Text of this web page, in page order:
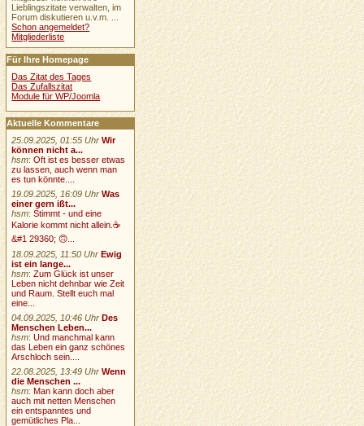
Lieblingszitate verwalten, im
Forum diskutieren u.v.m. ...
Schon angemeldet?
Mitgliederliste
Für Ihre Homepage
Das Zitat des Tages
Das Zufallszitat
Module für WP/Joomla
Aktuelle Kommentare
25.09.2025, 01:55 Uhr Wir
können nicht a...
hsm:Oft ist es besser etwas
zu lassen, auch wenn man
es tun könnte....
19.09.2025, 16:09 Uhr Was
einer gern ißt...
hsm:Stimmt - und eine
Kalorie kommt nicht allein.☕
&#1 29360; 🙃...
18.09.2025, 11:50 Uhr Ewig
ist ein lange...
hsm:Zum Glück ist unser
Leben nicht dehnbar wie Zeit
und Raum. Stellt euch mal
eine...
04.09.2025, 10:46 Uhr Des
Menschen Leben...
hsm:Und manchmal kann
das Leben ein ganz schönes
Arschloch sein....
22.08.2025, 13:49 Uhr Wenn
die Menschen ...
hsm:Man kann doch aber
auch mit netten Menschen
ein entspanntes und
gemütliches Pla...